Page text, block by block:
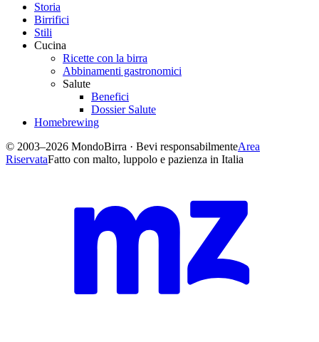
Storia
Birrifici
Stili
Cucina
Ricette con la birra
Abbinamenti gastronomici
Salute
Benefici
Dossier Salute
Homebrewing
© 2003–2026 MondoBirra · Bevi responsabilmenteArea
RiservataFatto con malto, luppolo e pazienza in Italia